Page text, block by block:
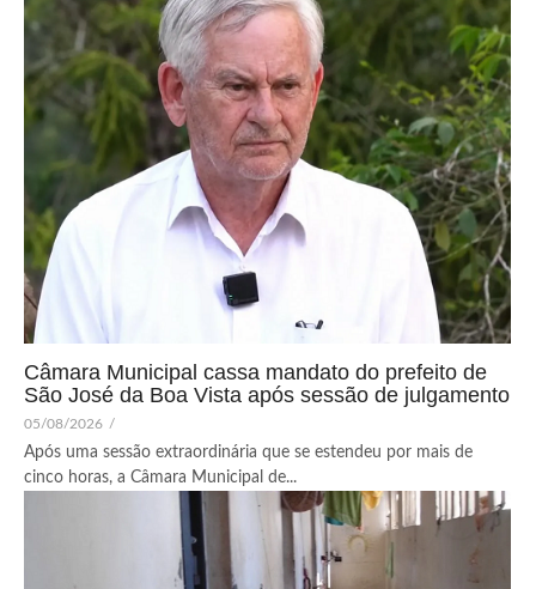
Câmara Municipal cassa mandato do prefeito de
São José da Boa Vista após sessão de julgamento
05/08/2026 /
Após uma sessão extraordinária que se estendeu por mais de
cinco horas, a Câmara Municipal de...